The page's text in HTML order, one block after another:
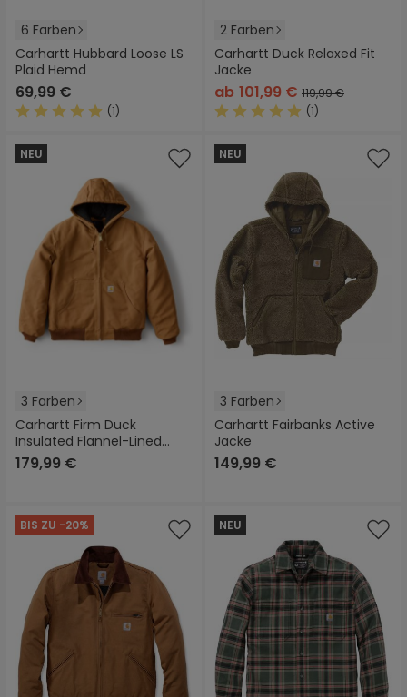
6 Farben
Carhartt Hubbard Loose LS
Plaid Hemd
69,99 €
(1)
2 Farben
Carhartt Duck Relaxed Fit
Jacke
ab 101,99 € 119,99 €
(1)
NEU
3 Farben
Carhartt Firm Duck
Insulated Flannel-Lined
Active Textil Jacke
179,99 €
NEU
3 Farben
Carhartt Fairbanks Active
Jacke
149,99 €
BIS ZU -20% NEU